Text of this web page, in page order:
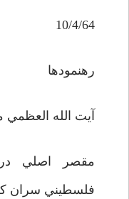
10/4/64
رهنمودها
آيت الله
مقصر اصلي
فلسطيني سران